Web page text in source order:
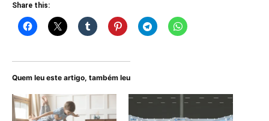
Share this:
Quem leu este artigo, também leu